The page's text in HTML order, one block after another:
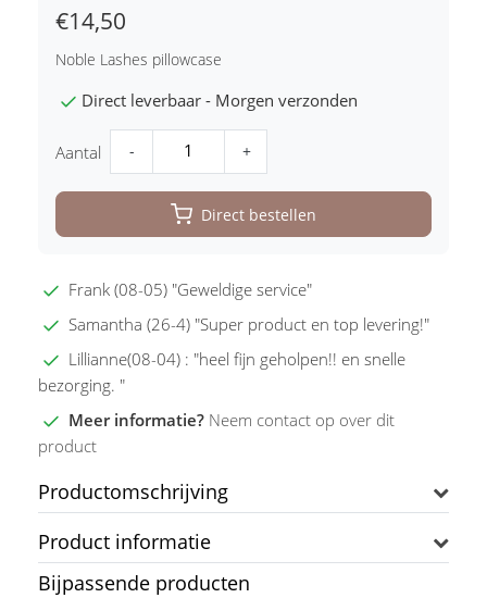
€14,50
Noble Lashes pillowcase
Direct leverbaar - Morgen verzonden
Aantal - +
Direct bestellen
Frank (08-05) "Geweldige service"
Samantha (26-4) "Super product en top levering!"
Lillianne(08-04) : "heel fijn geholpen!! en snelle
bezorging. "
Meer informatie? Neem contact op over dit
product
Productomschrijving
Product informatie
Bijpassende producten